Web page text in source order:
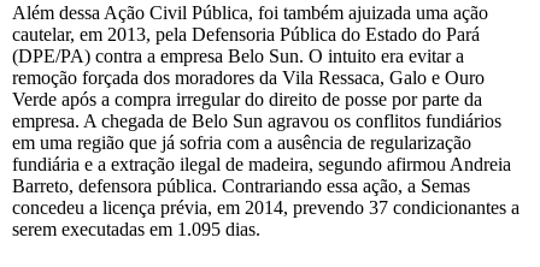
Além dessa Ação Civil Pública, foi também ajuizada uma ação
cautelar, em 2013, pela Defensoria Pública do Estado do Pará
(DPE/PA) contra a empresa Belo Sun. O intuito era evitar a
remoção forçada dos moradores da Vila Ressaca, Galo e Ouro
Verde após a compra irregular do direito de posse por parte da
empresa. A chegada de Belo Sun agravou os conflitos fundiários
em uma região que já sofria com a ausência de regularização
fundiária e a extração ilegal de madeira, segundo afirmou Andreia
Barreto, defensora pública. Contrariando essa ação, a Semas
concedeu a licença prévia, em 2014, prevendo 37 condicionantes a
serem executadas em 1.095 dias.